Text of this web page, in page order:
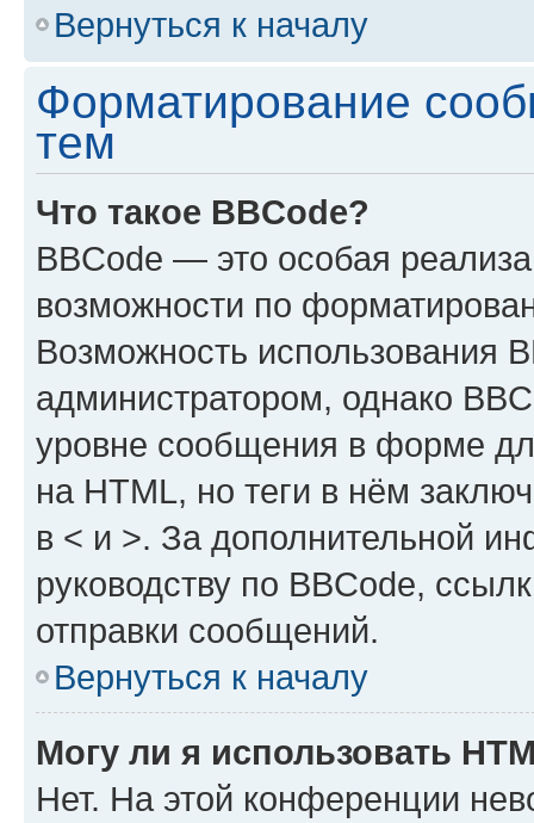
Вернуться к началу
Форматирование
тем
Что такое BBCode?
BBCode — это особая
возможности по
Возможность использования
администратором, однако
уровне сообщения в форме
на HTML, но теги в нём
в < и >. За дополнительной
руководству по BBCode,
отправки сообщений.
Вернуться к началу
Могу ли я использовать
Нет. На этой конференции